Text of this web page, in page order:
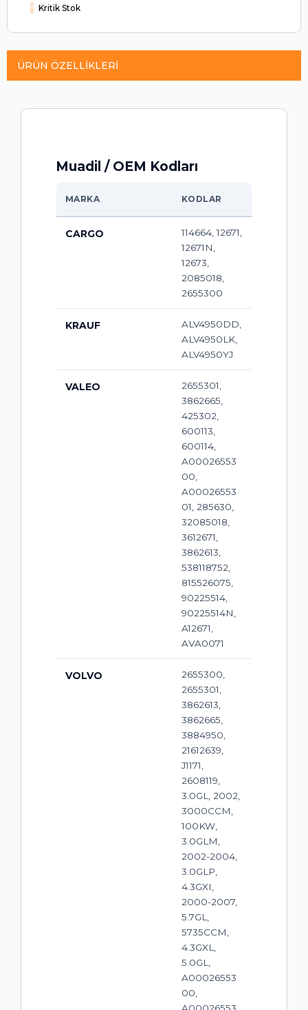
Kritik Stok
ÜRÜN ÖZELLIKLERI
Muadil / OEM Kodları
MARKA KODLAR
CARGO
114664, 12671,
12671N,
12673,
2085018,
2655300
KRAUF
ALV4950DD,
ALV4950LK,
ALV4950YJ
VALEO
2655301,
3862665,
425302,
600113,
600114,
A00026553
00,
A00026553
01, 285630,
32085018,
3612671,
3862613,
538118752,
815526075,
90225514,
90225514N,
A12671,
AVA0071
VOLVO
2655300,
2655301,
3862613,
3862665,
3884950,
21612639,
J1171,
2608119,
3.0GL, 2002,
3000CCM,
100KW,
3.0GLM,
2002-2004,
3.0GLP,
4.3GXI,
2000-2007,
5.7GL,
5735CCM,
4.3GXL,
5.0GL,
A00026553
00,
A00026553